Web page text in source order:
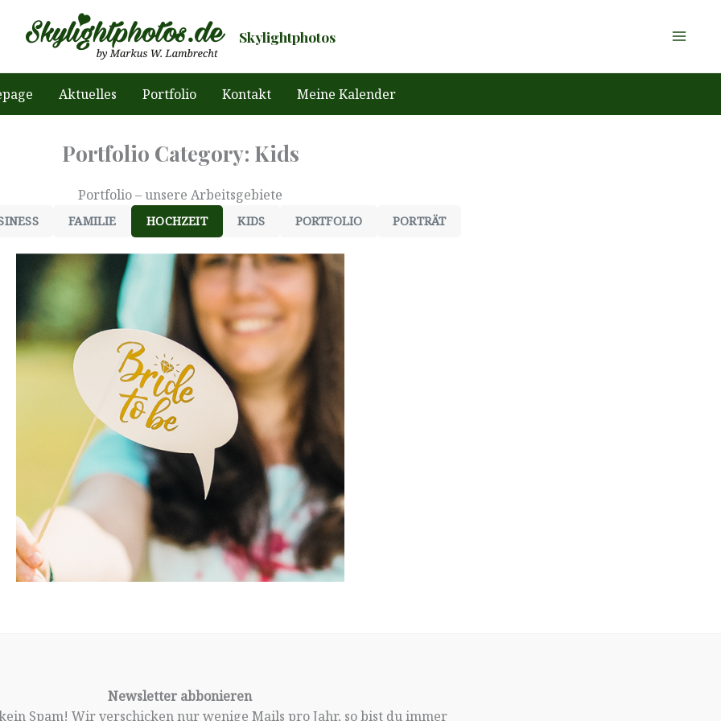
Skylightphotos
Aktuelles Portfolio Kontakt Meine Kalender
Portfolio Category: Kids
Portfolio – unsere Arbeitsgebiete
FAMILIE HOCHZEIT KIDS PORTFOLIO PORTRÄT
Newsletter abbonieren
Spam! Wir verschicken nur wenige Mails pro Jahr, so bist du immer